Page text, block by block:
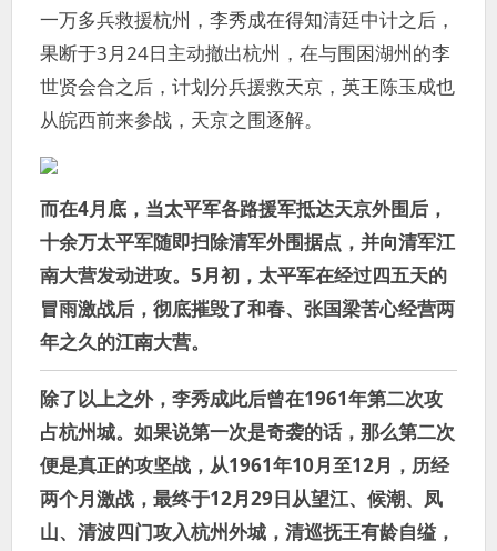
一万多兵救援杭州，李秀成在得知清廷中计之后，
果断于3月24日主动撤出杭州，在与围困湖州的李
世贤会合之后，计划分兵援救天京，英王陈玉成也
从皖西前来参战，天京之围逐解。
而在4月底，当太平军各路援军抵达天京外围后，
十余万太平军随即扫除清军外围据点，并向清军江
南大营发动进攻。5月初，太平军在经过四五天的
冒雨激战后，彻底摧毁了和春、张国梁苦心经营两
年之久的江南大营。
除了以上之外，李秀成此后曾在1961年第二次攻
占杭州城。如果说第一次是奇袭的话，那么第二次
便是真正的攻坚战，从1961年10月至12月，历经
两个月激战，最终于12月29日从望江、候潮、凤
山、清波四门攻入杭州外城，清巡抚王有龄自缢，